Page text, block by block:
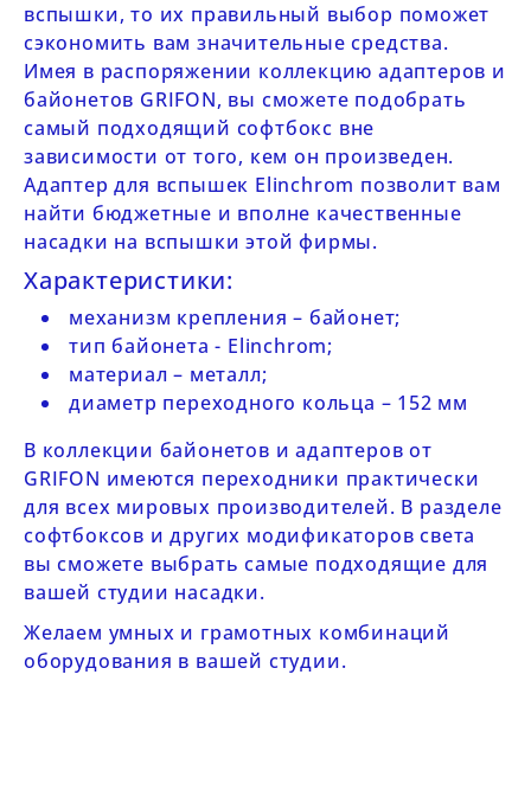
вспышки, то их правильный выбор поможет
сэкономить вам значительные средства.
Имея в распоряжении коллекцию адаптеров и
байонетов GRIFON, вы сможете подобрать
самый подходящий софтбокс вне
зависимости от того, кем он произведен.
Адаптер для вспышек Elinchrom позволит вам
найти бюджетные и вполне качественные
насадки на вспышки этой фирмы.
Характеристики:
механизм крепления – байонет;
тип байонета - Elinchrom;
материал – металл;
диаметр переходного кольца – 152 мм
В коллекции байонетов и адаптеров от
GRIFON имеются переходники практически
для всех мировых производителей. В разделе
софтбоксов и других модификаторов света
вы сможете выбрать самые подходящие для
вашей студии насадки.
Желаем умных и грамотных комбинаций
оборудования в вашей студии.